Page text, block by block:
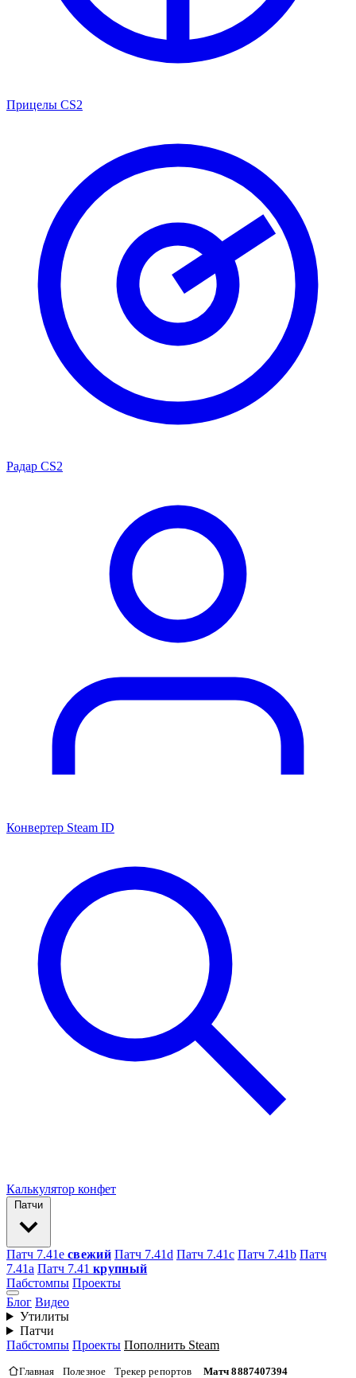
Прицелы CS2
Радар CS2
Конвертер Steam ID
Калькулятор конфет
Патчи
Патч 7.41e свежий Патч 7.41d Патч 7.41c Патч 7.41b Патч
7.41а Патч 7.41 крупный
Пабстомпы Проекты
Блог Видео
Утилиты
Патчи
Пабстомпы Проекты Пополнить Steam
Главная Полезное Трекер репортов Матч 8887407394